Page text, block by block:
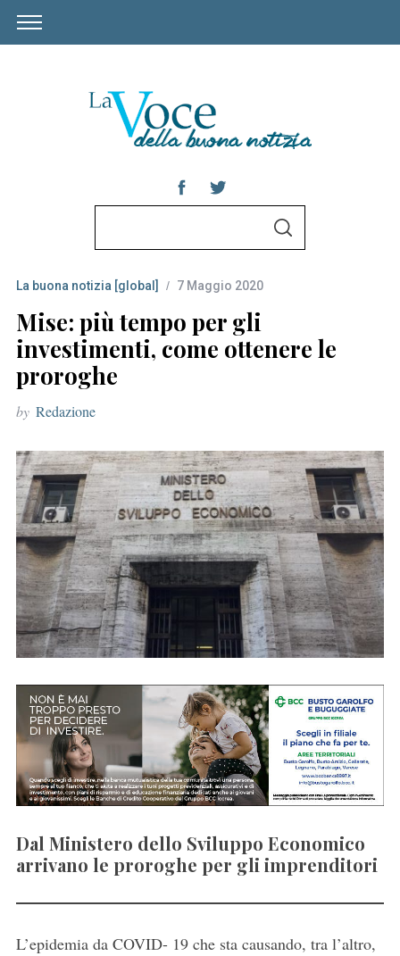
r
c
h
f
o
r
S
La buona notizia [global] 7 Maggio 2020
Mise: più tempo per gli
investimenti, come ottenere le
proroghe
by Redazione
Dal Ministero dello Sviluppo Economico
arrivano le proroghe per gli imprenditori
L’epidemia da COVID- 19 che sta causando, tra l’altro,